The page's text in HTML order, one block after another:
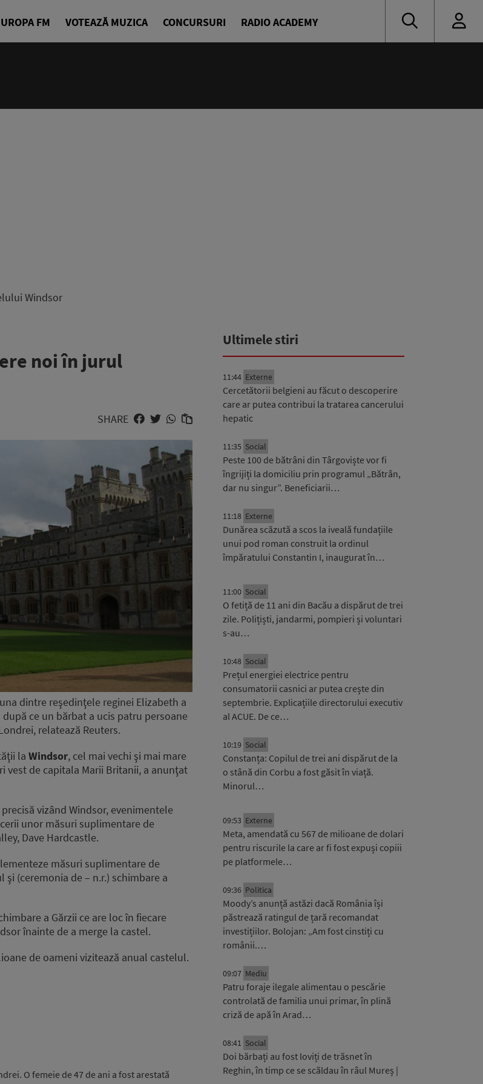
FM VOTEAZĂ MUZICA CONCURSURI RADIO ACADEMY
Windsor
noi în jurul
SHARE
dintre reşedinţele reginei Elizabeth a
ce un bărbat a ucis patru persoane
relatează Reuters.
la Windsor, cel mai vechi şi mai mare
de capitala Marii Britanii, a anunţat
vizând Windsor, evenimentele
unor măsuri suplimentare de
Dave Hardcastle.
măsuri suplimentare de
(ceremonia de – n.r.) schimbare a
a Gărzii ce are loc în fiecare
înainte de a merge la castel.
de oameni vizitează anual castelul.
O femeie de 47 de ani a fost arestată
Ultimele stiri
11:44 Externe
Cercetătorii belgieni au făcut o descoperire
care ar putea contribui la tratarea cancerului
hepatic
11:35 Social
Peste 100 de bătrâni din Târgoviște vor fi
îngrijiți la domiciliu prin programul „Bătrân,
dar nu singur”. Beneficiarii…
11:18 Externe
Dunărea scăzută a scos la iveală fundațiile
unui pod roman construit la ordinul
împăratului Constantin I, inaugurat în…
11:00 Social
O fetiță de 11 ani din Bacău a dispărut de trei
zile. Polițiști, jandarmi, pompieri și voluntari
s-au…
10:48 Social
Prețul energiei electrice pentru
consumatorii casnici ar putea crește din
septembrie. Explicațiile directorului executiv
al ACUE. De ce…
10:19 Social
Constanța: Copilul de trei ani dispărut de la
o stână din Corbu a fost găsit în viață.
Minorul…
09:53 Externe
Meta, amendată cu 567 de milioane de dolari
pentru riscurile la care ar fi fost expuși copiii
pe platformele…
09:36 Politica
Moody’s anunță astăzi dacă România își
păstrează ratingul de țară recomandat
investițiilor. Bolojan: „Am fost cinstiți cu
românii.…
09:07 Mediu
Patru foraje ilegale alimentau o pescărie
controlată de familia unui primar, în plină
criză de apă în Arad…
08:41 Social
Doi bărbați au fost loviți de trăsnet în
Reghin, în timp ce se scăldau în râul Mureș |